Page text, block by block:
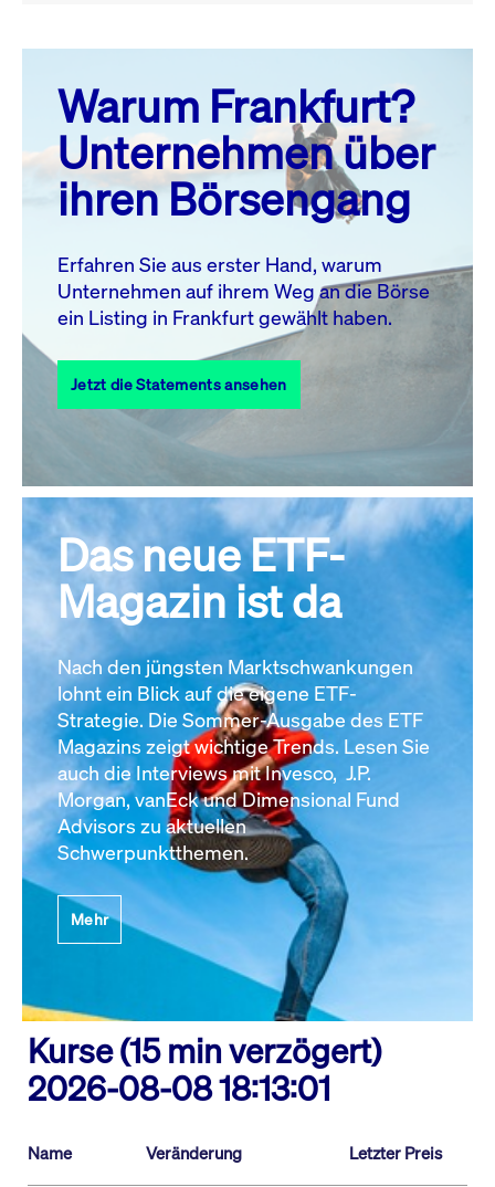
August 26
MO. DI. MI. DO. FR. SA. SO.
1
2
3
4 5 6 7 8
10 11 13 14
17
18 19 20 21 22
23
27 28
31
Alle Events
Warum Frankfurt?
Unternehmen über
ihren Börsengang
Erfahren Sie aus erster Hand, warum
Unternehmen auf ihrem Weg an die Börse
ein Listing in Frankfurt gewählt haben.
Jetzt die Statements ansehen
Das neue ETF-
Magazin ist da
Nach den jüngsten Marktschwankungen
lohnt ein Blick auf die eigene ETF-
Strategie. Die Sommer-Ausgabe des ETF
Magazins zeigt wichtige Trends. Lesen Sie
auch die Interviews mit Invesco, J.P.
Morgan, vanEck und Dimensional Fund
Advisors zu aktuellen
Schwerpunktthemen.
Mehr
Kurse (15 min verzögert)
2026-08-08 18:13:01
Name Veränderung Letzter Preis